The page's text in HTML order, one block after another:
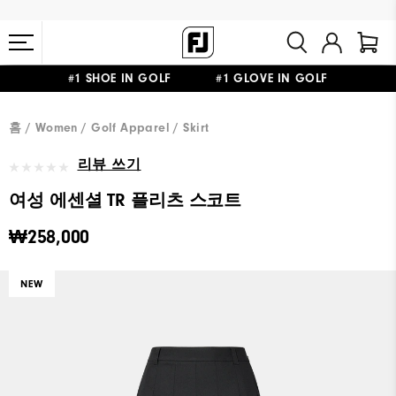
#1 SHOE IN GOLF #1 GLOVE IN GOLF
홈 Women Golf Apparel Skirt
리뷰 쓰기
여성 에센셜 TR 플리츠 스코트
₩258,000
NEW